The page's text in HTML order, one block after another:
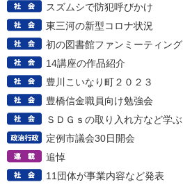
スズムシで防犯呼びかけ
東三河の新型コロナ状況
初の図書館ファンミーティング
14講座の作品紹介
豊川こいなり町２０２３
豊橋信金職員向け勉強会
ＳＤＧｓの取り入れ方など学ぶ
定例市議会30日開会
追悼
11団体が事業内容など発表